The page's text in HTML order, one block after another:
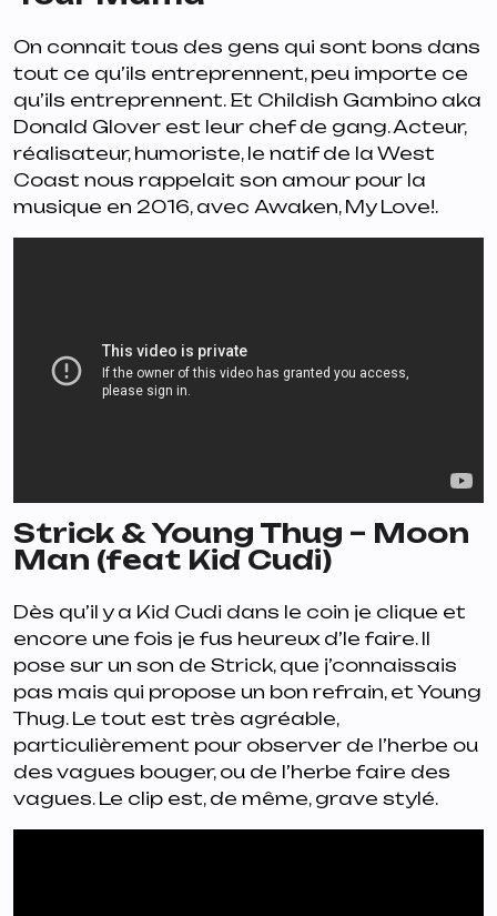
On connait tous des gens qui sont bons dans
tout ce qu’ils entreprennent, peu importe ce
qu’ils entreprennent. Et Childish Gambino aka
Donald Glover est leur chef de gang. Acteur,
réalisateur, humoriste, le natif de la West
Coast nous rappelait son amour pour la
musique en 2016, avec Awaken, My Love!.
Strick & Young Thug – Moon
Man (feat Kid Cudi)
Dès qu’il y a Kid Cudi dans le coin je clique et
encore une fois je fus heureux d’le faire. Il
pose sur un son de Strick, que j’connaissais
pas mais qui propose un bon refrain, et Young
Thug. Le tout est très agréable,
particulièrement pour observer de l’herbe ou
des vagues bouger, ou de l’herbe faire des
vagues. Le clip est, de même, grave stylé.